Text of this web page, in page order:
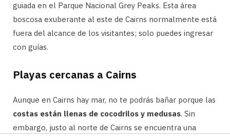
guiada en el Parque Nacional Grey Peaks. Esta área
boscosa exuberante al este de Cairns normalmente está
fuera del alcance de los visitantes; solo puedes ingresar
con guías.
Playas cercanas a Cairns
Aunque en Cairns hay mar, no te podrás bañar porque las
costas están llenas de cocodrilos y medusas. Sin
embargo, justo al norte de Cairns se encuentra una